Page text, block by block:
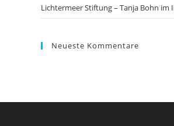
Lichtermeer Stiftung – Tanja Bohn im
Neueste Kommentare